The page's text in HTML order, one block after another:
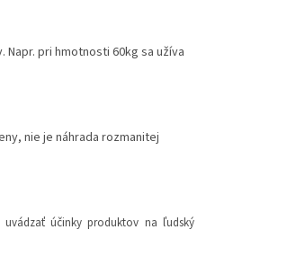
pri hmotnosti 60kg sa užíva
nie je náhrada rozmanitej
uvádzať účinky produktov na ľudský